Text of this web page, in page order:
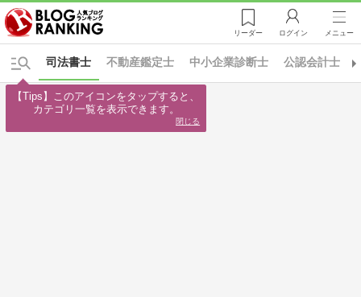
リーダー ログイン メニュー
不動産鑑定士 中小企業診断士 公認会計士
司法書士
【Tips】このアイコンをタップすると、
カテゴリ一覧を表示できます。
閉じる